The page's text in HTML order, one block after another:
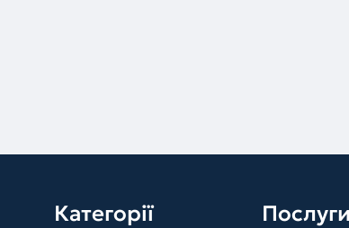
Категорії Послуги